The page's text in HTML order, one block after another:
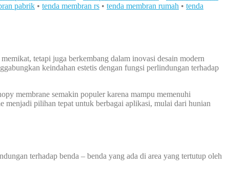
pabrik • tenda membran rs • tenda membran rumah • tenda
tetapi juga berkembang dalam inovasi desain modern
keindahan estetis dengan fungsi perlindungan terhadap
membrane semakin populer karena mampu memenuhi
menjadi pilihan tepat untuk berbagai aplikasi, mulai dari hunian
terhadap benda – benda yang ada di area yang tertutup oleh